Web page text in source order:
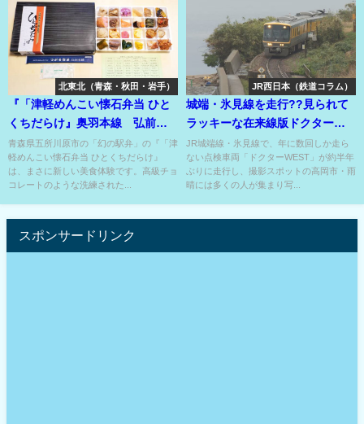
北東北（青森・秋田・岩手）
『「津軽めんこい懐石弁当 ひと
くちだらけ』奥羽本線 弘前
駅 つがる惣菜 幻の駅弁??
青森県五所川原市の「幻の駅弁」の『「津
軽めんこい懐石弁当 ひとくちだらけ』
は、まさに新しい美食体験です。高級チョ
コレートのような洗練された...
JR西日本（鉄道コラム）
城端・氷見線を走行??見られて
ラッキーな在来線版ドクターイ
エロー来たる⁉
JR城端線・氷見線で、年に数回しか走ら
ない点検車両「ドクターWEST」が約半年
ぶりに走行し、撮影スポットの高岡市・雨
晴には多くの人が集まり写...
スポンサードリンク